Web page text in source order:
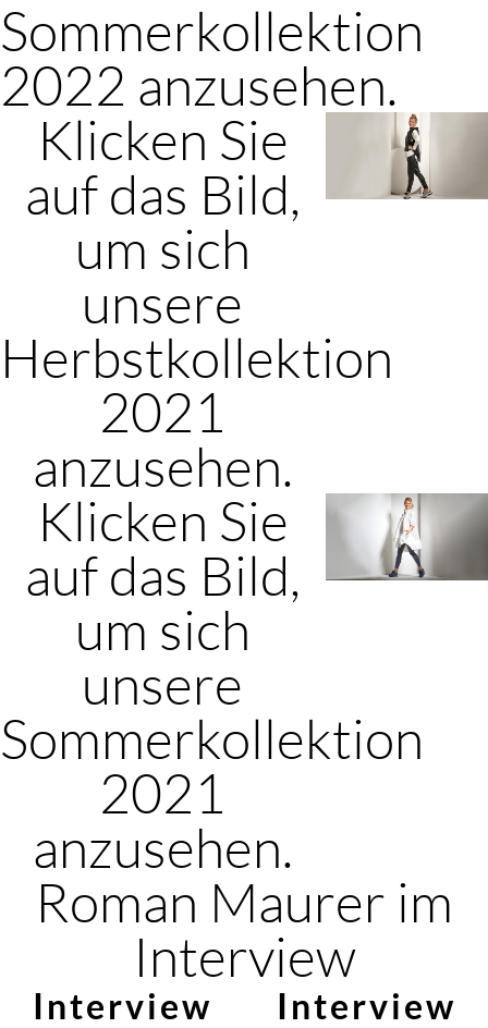
Sommerkollektion
2022 anzusehen.
Klicken Sie
auf das Bild,
um sich
unsere
Herbstkollektion
2021
anzusehen.
Klicken Sie
auf das Bild,
um sich
unsere
Sommerkollektion
2021
anzusehen.
Roman Maurer im
Interview
Interview
Interview